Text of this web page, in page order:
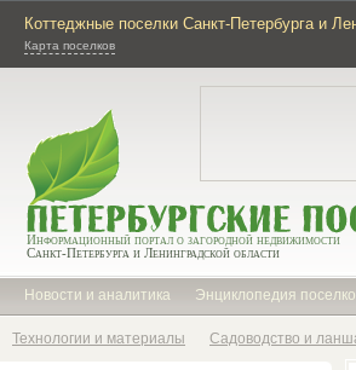
Коттеджные поселки Санкт-Петербурга и
Карта поселков
Информационный портал о загородной недвижимости
Санкт-Петербурга и Ленинградской области
Новости и аналитика Энциклопедия
Технологии и материалы Садоводство и